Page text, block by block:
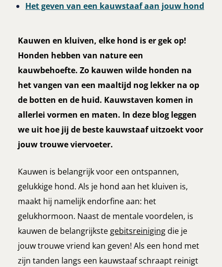
Het geven van een kauwstaaf aan jouw hond
Kauwen en kluiven, elke hond is er gek op!
Honden hebben van nature een
kauwbehoefte. Zo kauwen wilde honden na
het vangen van een maaltijd nog lekker na op
de botten en de huid. Kauwstaven komen in
allerlei vormen en maten. In deze blog leggen
we uit hoe jij de beste kauwstaaf uitzoekt voor
jouw trouwe viervoeter.
Kauwen is belangrijk voor een ontspannen,
gelukkige hond. Als je hond aan het kluiven is,
maakt hij namelijk endorfine aan: het
gelukhormoon. Naast de mentale voordelen, is
kauwen de belangrijkstegebitsreiniging die je
jouw trouwe vriend kan geven! Als een hond met
zijn tanden langs een kauwstaaf schraapt reinigt